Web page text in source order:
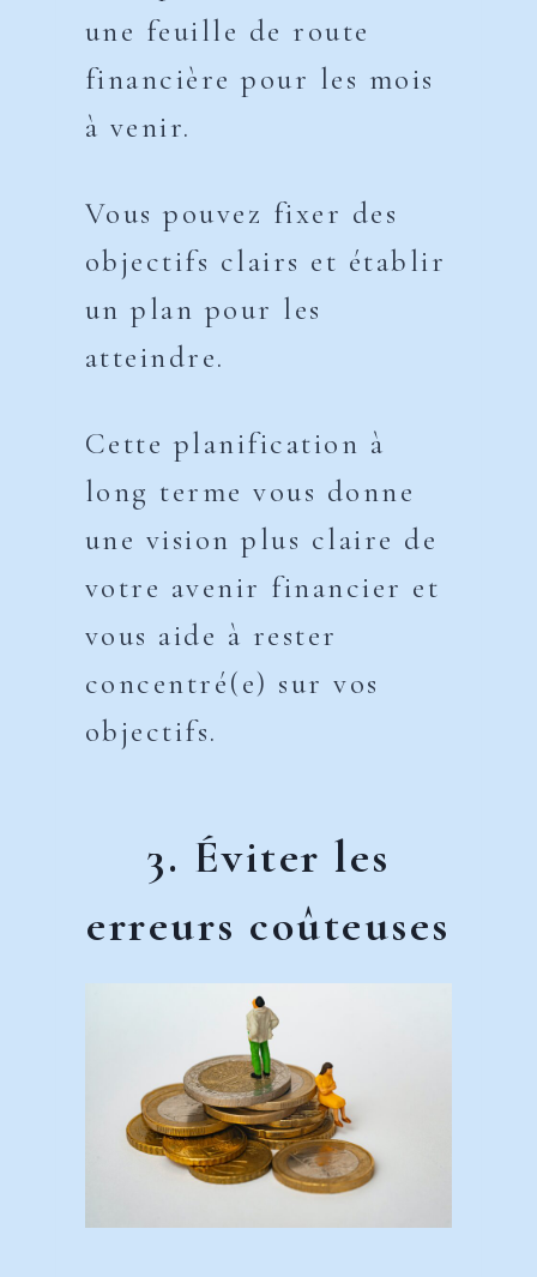
une feuille de route
financière pour les mois
à venir.
Vous pouvez fixer des
objectifs clairs et établir
un plan pour les
atteindre.
Cette planification à
long terme vous donne
une vision plus claire de
votre avenir financier et
vous aide à rester
concentré(e) sur vos
objectifs.
3. Éviter les
erreurs coûteuses